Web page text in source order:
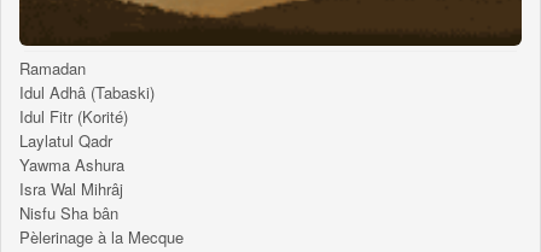
Ramadan
Idul Adhâ (Tabaski)
Idul Fitr (Korité)
Laylatul Qadr
Yawma Ashura
Isra Wal Mihrâj
Nisfu Sha bân
Pèlerinage à la Mecque